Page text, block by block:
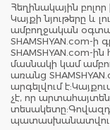
Հեղինակային
Կայքի նյութերը և
ամբողջական
SHAMSHYAN.com-
SHAMSHYAN.com-
մասնակի կամ
առանց
արգելվում
չէ, որ արտահայտեն